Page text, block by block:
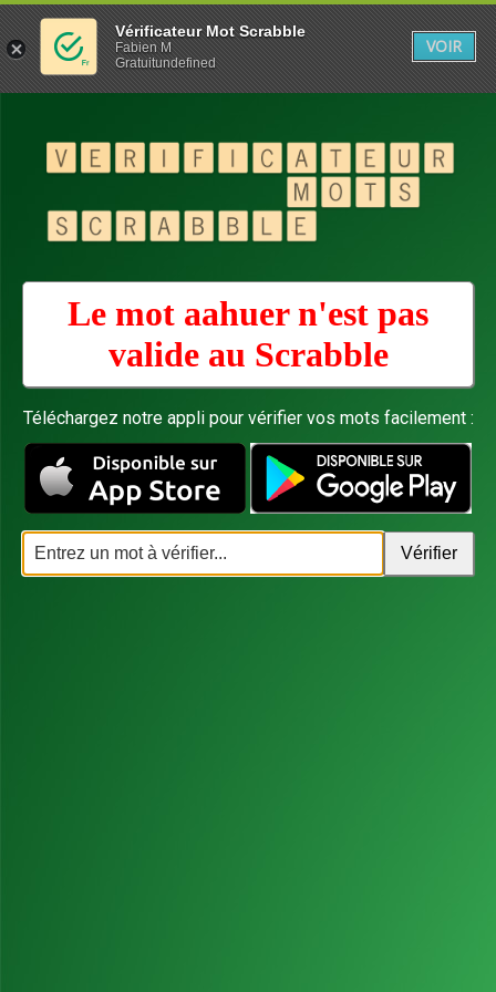
Le mot aahuer n'est pas
valide au Scrabble
Téléchargez notre appli pour vérifier vos mots facilement :
Vérificateur Mot Scrabble
Fabien M
Gratuitundefined
VOIR